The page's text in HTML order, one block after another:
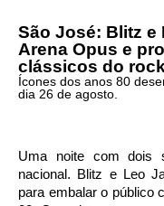
São José: Blitz e
Arena Opus e
clássicos do
Ícones dos anos 80
dia 26 de agosto.
Uma noite com dois
nacional. Blitz e Leo
para embalar o público